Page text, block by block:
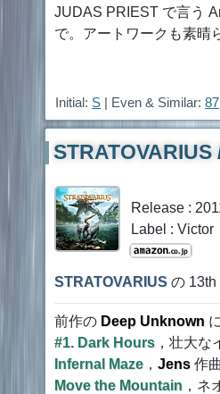
JUDAS PRIEST で言う
で。アートワークも素晴
Initial: S | Even & Similar: 87
Release :
Label : Victor
STRATOVARIUS の
前作の Deep Unknown
#1. Dark Hours ，壮大
Infernal Maze ， Jens 作
Move the Mountain ，ネ